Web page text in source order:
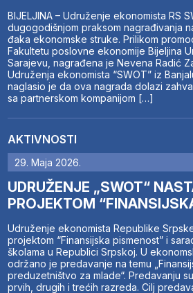
BIJELJINA – Udruženje ekonomista RS
dugogodišnjom praksom nagrađivanja
đaka ekonomske struke. Prilikom
Fakultetu poslovne ekonomije Bijeljina
Sarajevu, nagrađena je Nevena Radić
Udruženja ekonomista “SWOT” iz
naglasio je da ova nagrada dolazi
sa partnerskom kompanijom […]
AKTIVNOSTI
29. Maja 2026.
UDRUŽENJE „SWOT“
PROJEKTOM
Udruženje ekonomista Republike
projektom “Finansijska pismenost” i
školama u Republici Srpskoj. U
održano je predavanje na temu
preduzetništvo za mlade“. Predavanju
prvih, drugih i trećih razreda. Cilj